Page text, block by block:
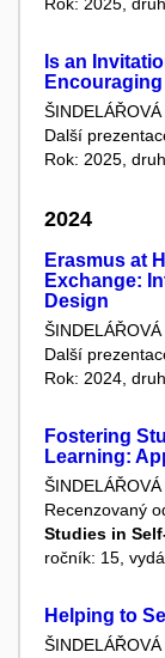
Is an
Další
Rok: 2025,
2024
Erasmus at
Exchange:
Design
Další
Rok: 2024,
Fostering
Learning:
Recenzovaný
Studies in
ročník: 15,
Helping to